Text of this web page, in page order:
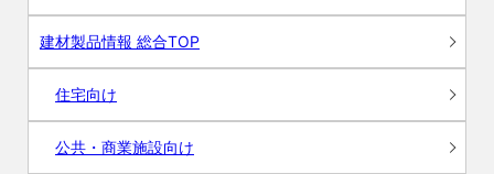
建材製品情報 総合TOP
住宅向け
公共・商業施設向け